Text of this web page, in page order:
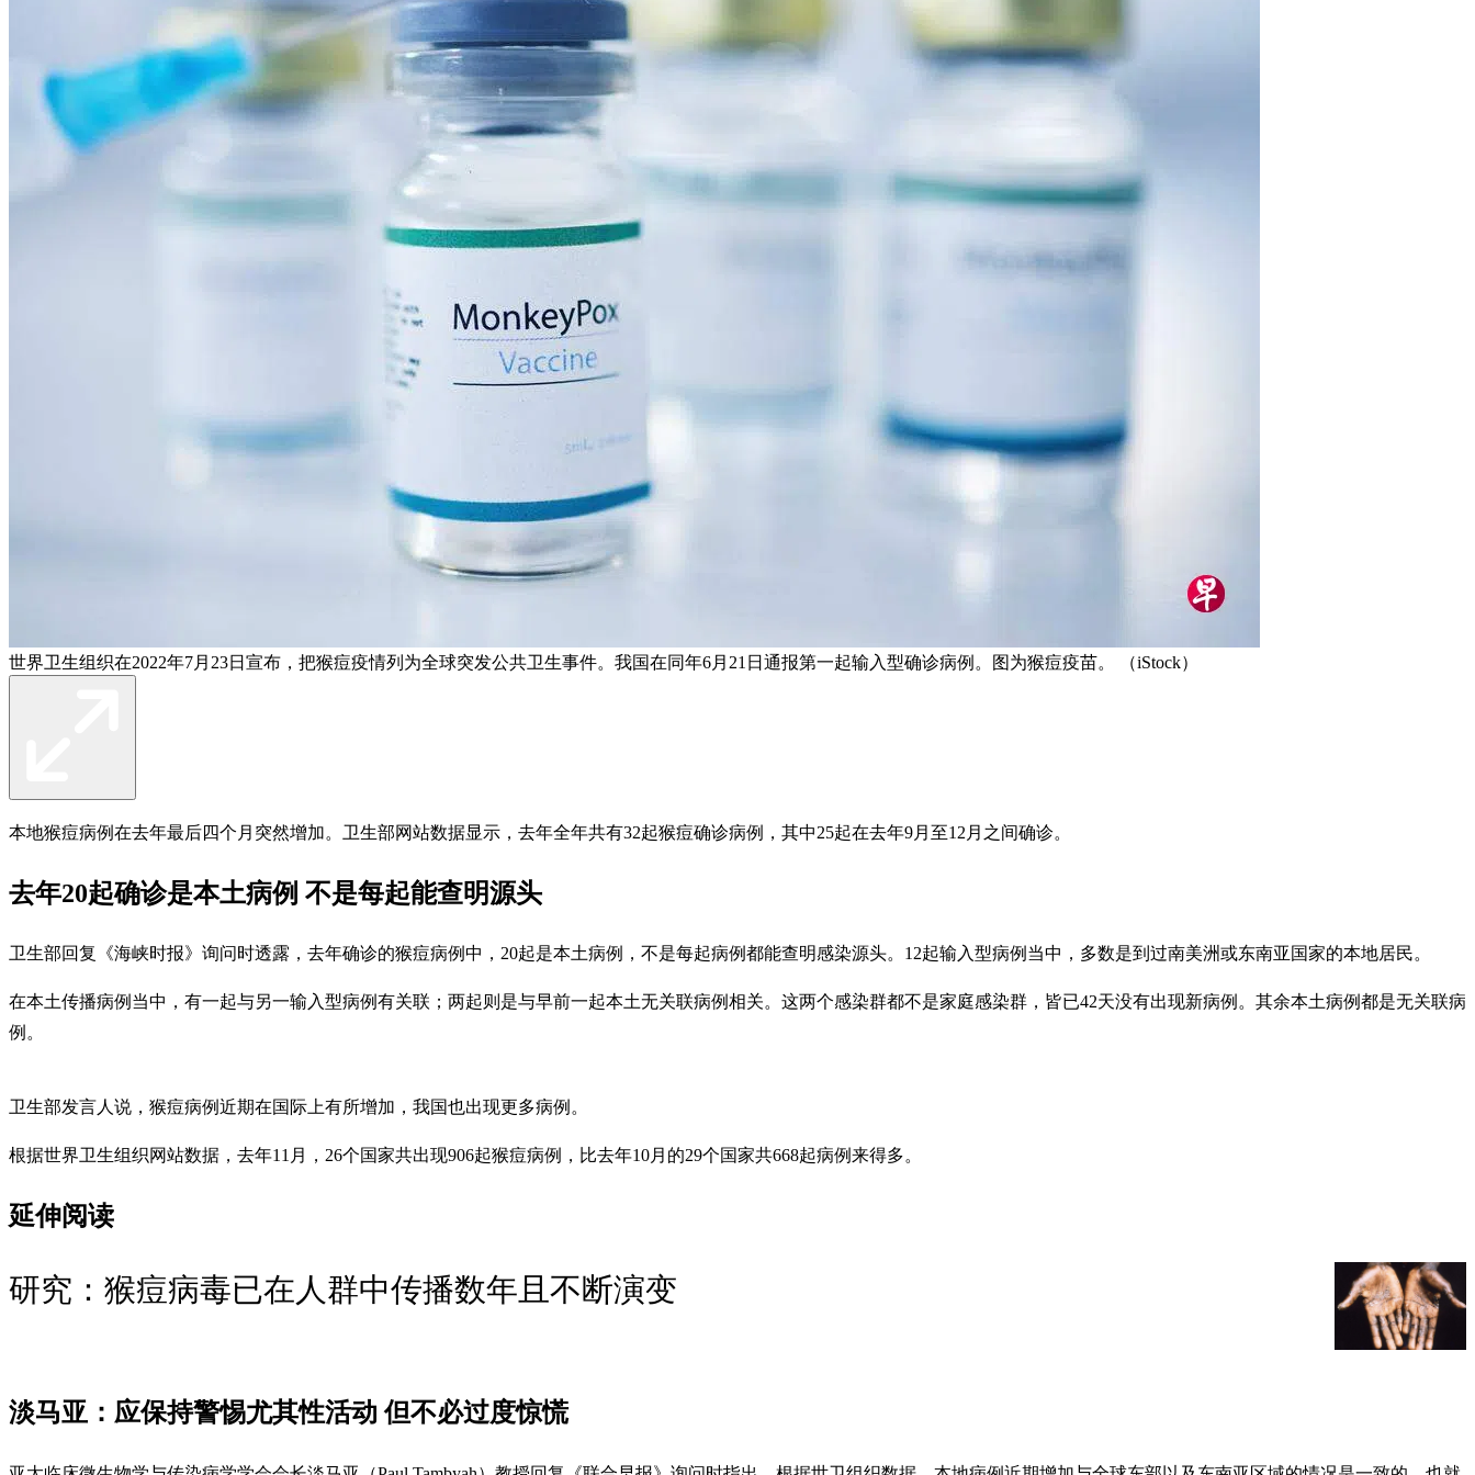
世界卫生组织在2022年7月23日宣布，把猴痘疫情列为全球突发公共卫生事件。我国在同年6月21日通报第一起输入型确诊病例。图为猴痘疫苗。 （iStock）
本地猴痘病例在去年最后四个月突然增加。卫生部网站数据显示，去年全年共有32起猴痘确诊病例，其中25起在去年9月至12月之间确诊。
去年20起确诊是本土病例 不是每起能查明源头
卫生部回复《海峡时报》询问时透露，去年确诊的猴痘病例中，20起是本土病例，不是每起病例都能查明感染源头。12起输入型病例当中，多数是到过南美洲或东南亚国家的本地居民。
在本土传播病例当中，有一起与另一输入型病例有关联；两起则是与早前一起本土无关联病例相关。这两个感染群都不是家庭感染群，皆已42天没有出现新病例。其余本土病例都是无关联病
例。
卫生部发言人说，猴痘病例近期在国际上有所增加，我国也出现更多病例。
根据世界卫生组织网站数据，去年11月，26个国家共出现906起猴痘病例，比去年10月的29个国家共668起病例来得多。
延伸阅读
研究：猴痘病毒已在人群中传播数年且不断演变
淡马亚：应保持警惕尤其性活动 但不必过度惊慌